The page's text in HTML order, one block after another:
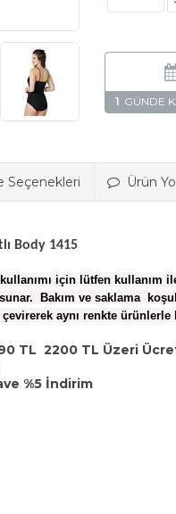
1
Seçenekleri Ürün
Body 1415
için lütfen kullanım
Bakım ve saklama
aynı renkte
TL 2200 TL Üzeri
%5 İndirim